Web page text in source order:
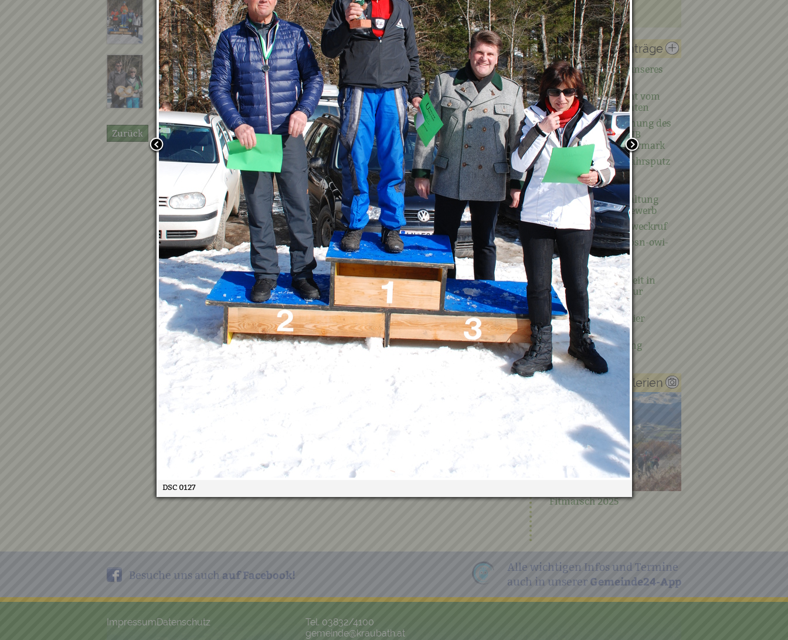
Zurück
FOTOGALERIE
Verwandte Einträge
Du hast Lust, Teil unseres
Teams zu werden?
03.07.2026 - Bericht vom
Ausflug nach Kärnten
12.06.2026 - Eröffnung des
Landesbüros - ÖRHB
Landesgruppe Steiermark
18.04.2026 - Frühjahrsputz
08.04.2026 -
Abschlussveranstaltung
Blumenschmuckbewerb
05.04.2026 - Osterweckruf
14.03.20206 - 1. Hosn-owi-
Turnier
Weltmeisterliche
Rettungshundearbeit in
Kraubath an der Mur
20. Kraubather
Hallenfußballturnier
9.1.2026
Neujahrswanderung
Verwandte Galerien
Fitmarsch 2025
Besuche uns auch auf Facebook!
Alle wichtigen Infos und Termine
auch in unserer Gemeinde24-App
ImpressumDatenschutz
Tel. 03832/4100
gemeinde@kraubath.at
DSC 0127